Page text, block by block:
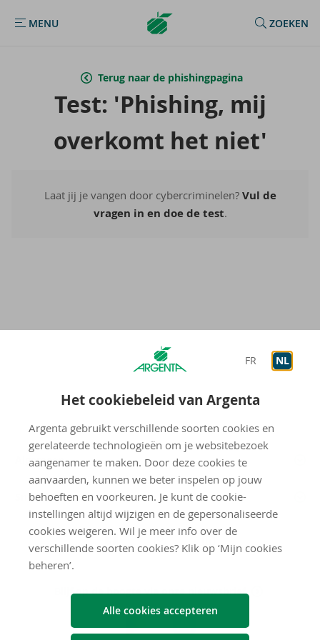
FR NL
Het cookiebeleid van Argenta
Argenta gebruikt verschillende soorten cookies en
gerelateerde technologieën om je websitebezoek
aangenamer te maken. Door deze cookies te
aanvaarden, kunnen we beter inspelen op jouw
behoeften en voorkeuren. Je kunt de cookie-
instellingen altijd wijzigen en de gepersonaliseerde
cookies weigeren. Wil je meer info over de
verschillende soorten cookies? Klik op ‘Mijn cookies
beheren’.
Alle cookies accepteren
MENU
MENU
Argenta
Homepage
ZOEKEN
Terug naar de phishingpagina
Test: 'Phis­hing, mij
over­komt het niet'
Laat jij je vangen door cybercriminelen? Vul de
vragen in en doe de test.
Algemeen
Snel naar
Volg
Argenta
op
Blijf op de hoogte via onze nieuwsbrief
Download